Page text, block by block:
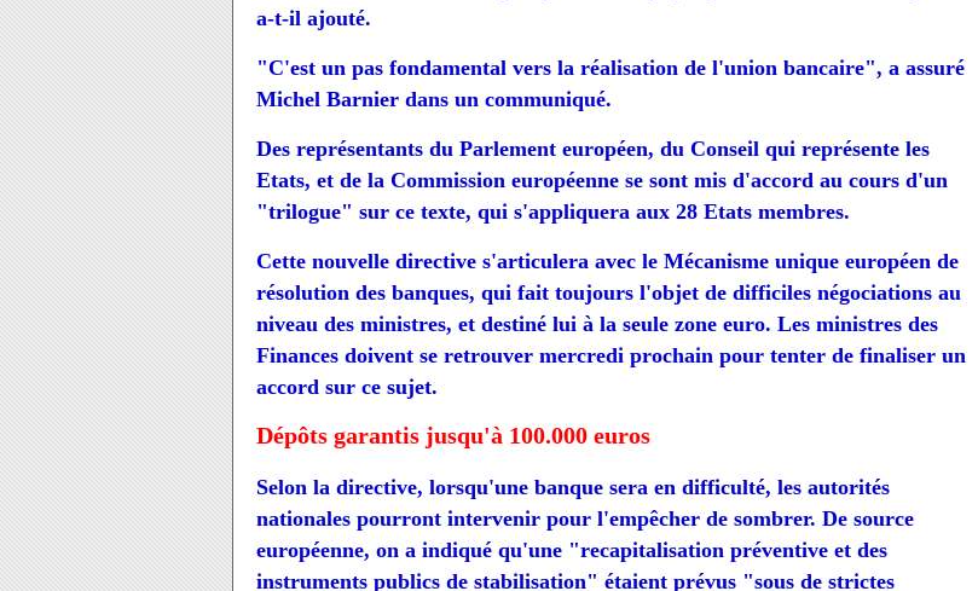
a-t-il ajouté.
"C'est un pas fondamental vers la réalisation de l'union bancaire", a assuré
Michel Barnier dans un communiqué.
Des représentants du Parlement européen, du Conseil qui représente les
Etats, et de la Commission européenne se sont mis d'accord au cours d'un
"trilogue" sur ce texte, qui s'appliquera aux 28 Etats membres.
Cette nouvelle directive s'articulera avec le Mécanisme unique européen de
résolution des banques, qui fait toujours l'objet de difficiles négociations au
niveau des ministres, et destiné lui à la seule zone euro. Les ministres des
Finances doivent se retrouver mercredi prochain pour tenter de finaliser un
accord sur ce sujet.
Dépôts garantis jusqu'à 100.000 euros
Selon la directive, lorsqu'une banque sera en difficulté, les autorités
nationales pourront intervenir pour l'empêcher de sombrer. De source
européenne, on a indiqué qu'une "recapitalisation préventive et des
instruments publics de stabilisation" étaient prévus "sous de strictes